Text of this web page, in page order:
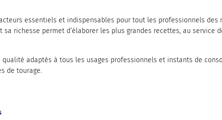
essentiels et indispensables pour tout les professionnels des
richesse permet d’élaborer les plus grandes recettes, au service
adaptés à tous les usages professionnels et instants de
de tourage.